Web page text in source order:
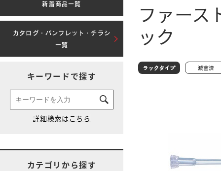
ファー
ック
新着商品一覧
カタログ・パンフレット・チラシ
一覧
キーワードで探す
カテゴリから探す